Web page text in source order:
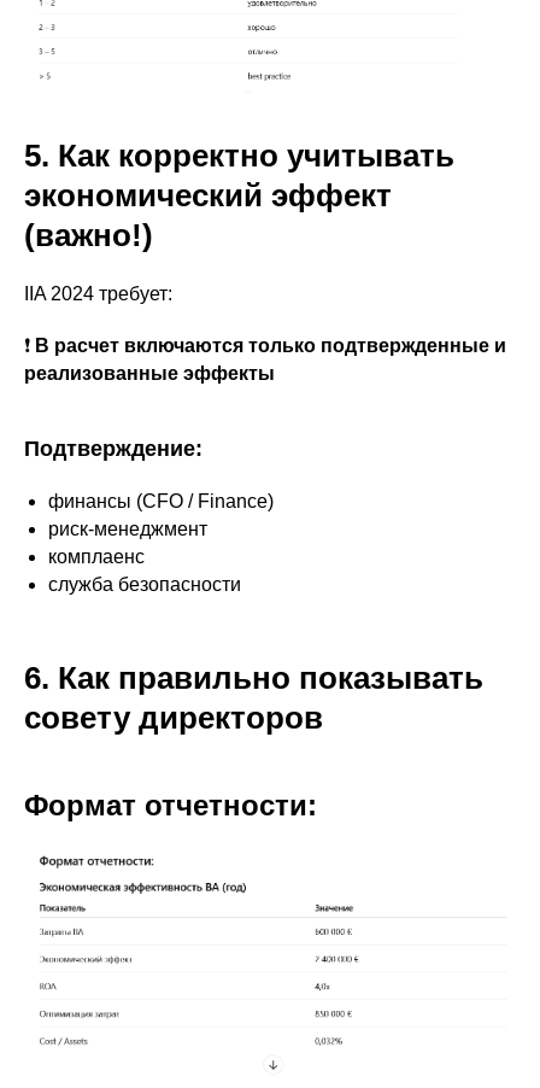
5. Как корректно учитывать
экономический эффект
(важно!)
IIA 2024 требует:
❗ В расчет включаются только подтвержденные и
реализованные эффекты
Подтверждение:
финансы (CFO / Finance)
риск-менеджмент
комплаенс
служба безопасности
6. Как правильно показывать
совету директоров
Формат отчетности: